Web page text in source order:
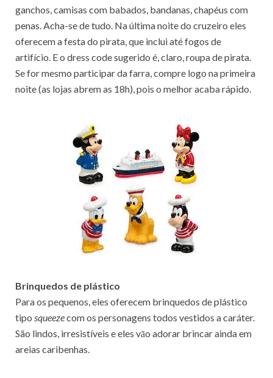
ganchos, camisas com babados, bandanas, chapéus com
penas. Acha-se de tudo. Na última noite do cruzeiro eles
oferecem a festa do pirata, que inclui até fogos de
artifício. E o dress code sugerido é, claro, roupa de pirata.
Se for mesmo participar da farra, compre logo na primeira
noite (as lojas abrem as 18h), pois o melhor acaba rápido.
Brinquedos de plástico
Para os pequenos, eles oferecem brinquedos de plástico
tipo squeezecom os personagens todos vestidos a caráter.
São lindos, irresistíveis e eles vāo adorar brincar ainda em
areias caribenhas.